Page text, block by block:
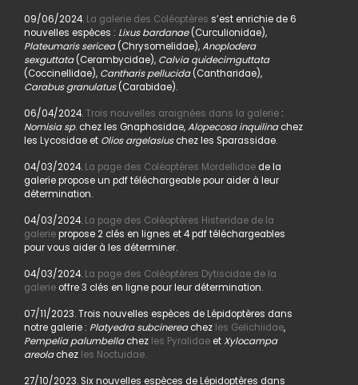
09/06/2024.La galerie des Coléoptères s’est enrichie de 6
nouvelles espèces : Lixus bardanae(Curculionidae),
Plateumaris sericea(Chrysomelidae),Anoplodera
sexguttata(Cerambycidae), Calvia quidecimguttata
(Coccinellidae), Cantharis pellucida(Cantharidae),
Carabus granulatus(Carabidae).
06/04/2024.Trois nouvelles araignées dans la galerie:
Nomisia sp. chez les Gnaphosidae,Alopecosa inquilinachez
les Lycosidae et Olios argelasiuschez les Sparassidae.
04/03/2024. La page des Coléoptères Mordellidaede la
galerie propose un pdf téléchargeable pour aider à leur
détermination.
04/03/2024. La page des Coléoptères Histeridae de la
galeriepropose 2 clés en lignes et 4 pdf téléchargeables
pour vous aider à les déterminer.
04/03/2024. La page des Coléoptères Dytiscidae de la
galerieoffre 3 clés en ligne pour leur détermination.
07/11/2023. Trois nouvelles espèces de Lépidoptères dans
notre galerie : Platyedra subcinereachez les Gelichiidae,
Pempelia palumbellachez les PyralidaeetXylocampa
areolachez les Noctuidae.
27/10/2023. Six nouvelles espèces de Lépidoptères dans